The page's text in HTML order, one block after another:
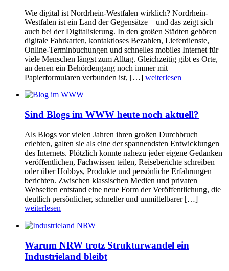
Wie digital ist Nordrhein-Westfalen wirklich? Nordrhein-
Westfalen ist ein Land der Gegensätze – und das zeigt sich
auch bei der Digitalisierung. In den großen Städten gehören
digitale Fahrkarten, kontaktloses Bezahlen, Lieferdienste,
Online-Terminbuchungen und schnelles mobiles Internet für
viele Menschen längst zum Alltag. Gleichzeitig gibt es Orte,
an denen ein Behördengang noch immer mit
Papierformularen verbunden ist, […] weiterlesen
Sind Blogs im WWW heute noch aktuell?
Als Blogs vor vielen Jahren ihren großen Durchbruch
erlebten, galten sie als eine der spannendsten Entwicklungen
des Internets. Plötzlich konnte nahezu jeder eigene Gedanken
veröffentlichen, Fachwissen teilen, Reiseberichte schreiben
oder über Hobbys, Produkte und persönliche Erfahrungen
berichten. Zwischen klassischen Medien und privaten
Webseiten entstand eine neue Form der Veröffentlichung, die
deutlich persönlicher, schneller und unmittelbarer […]
weiterlesen
Warum NRW trotz Strukturwandel ein
Industrieland bleibt